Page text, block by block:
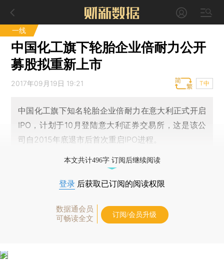
一线
中国化工旗下轮胎企业倍耐力公开
募股拟重新上市
2017年09月19日 19:21 T中
中国化工旗下知名轮胎企业倍耐力在意大利正式开启
IPO，计划于10月登陆意大利证券交易所，这是该公
司自2015年底退市后首次重启IPO进程。
本文共计496字 订阅后继续阅读
登录 后获取已订阅的阅读权限
数据通会员
可畅读全文
订阅/会员升级